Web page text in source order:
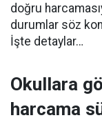
doğru
durumlar söz
İşte detaylar…
Okullara
harcama